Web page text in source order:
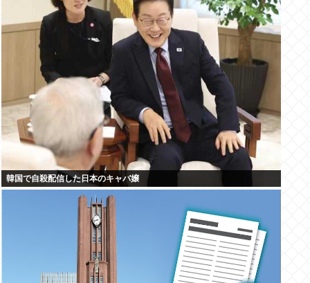
韓国で自殺配信した日本のキャバ嬢